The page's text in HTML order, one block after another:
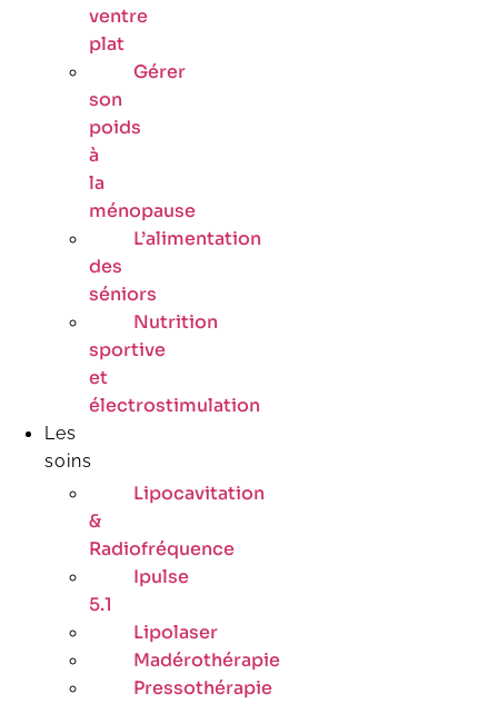
ventre
plat
Gérer
son
poids
à
la
ménopause
L’alimentation
des
séniors
Nutrition
sportive
et
électrostimulation
Les
soins
Lipocavitation
&
Radiofréquence
Ipulse
5.1
Lipolaser
Madérothérapie
Pressothérapie